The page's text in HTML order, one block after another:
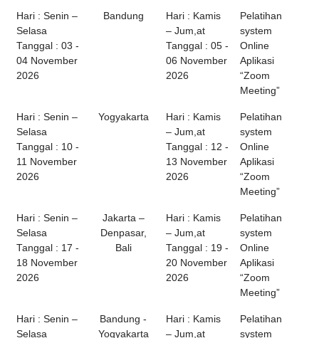
Hari : Senin –
Selasa
Tanggal : 03 -
04 November
2026
Bandung
Hari : Kamis
– Jum,at
Tanggal : 05 -
06 November
2026
Pelatihan
system
Online
Aplikasi
“Zoom
Meeting”
Hari : Senin –
Selasa
Tanggal : 10 -
11 November
2026
Yogyakarta
Hari : Kamis
– Jum,at
Tanggal : 12 -
13 November
2026
Pelatihan
system
Online
Aplikasi
“Zoom
Meeting”
Hari : Senin –
Selasa
Tanggal : 17 -
18 November
2026
Jakarta –
Denpasar,
Bali
Hari : Kamis
– Jum,at
Tanggal : 19 -
20 November
2026
Pelatihan
system
Online
Aplikasi
“Zoom
Meeting”
Hari : Senin –
Selasa
Bandung -
Yogyakarta
Hari : Kamis
– Jum,at
Pelatihan
system